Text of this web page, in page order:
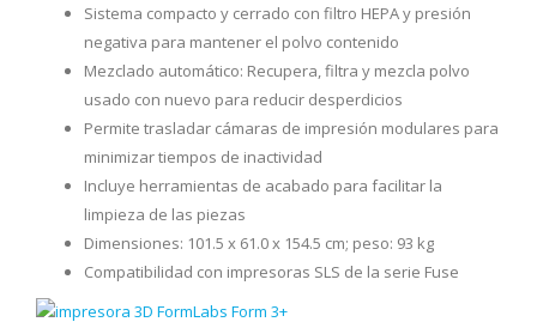
Sistema compacto y cerrado con filtro HEPA y presión
negativa para mantener el polvo contenido
Mezclado automático: Recupera, filtra y mezcla polvo
usado con nuevo para reducir desperdicios
Permite trasladar cámaras de impresión modulares para
minimizar tiempos de inactividad
Incluye herramientas de acabado para facilitar la
limpieza de las piezas
Dimensiones: 101.5 x 61.0 x 154.5 cm; peso: 93 kg
Compatibilidad con impresoras SLS de la serie Fuse